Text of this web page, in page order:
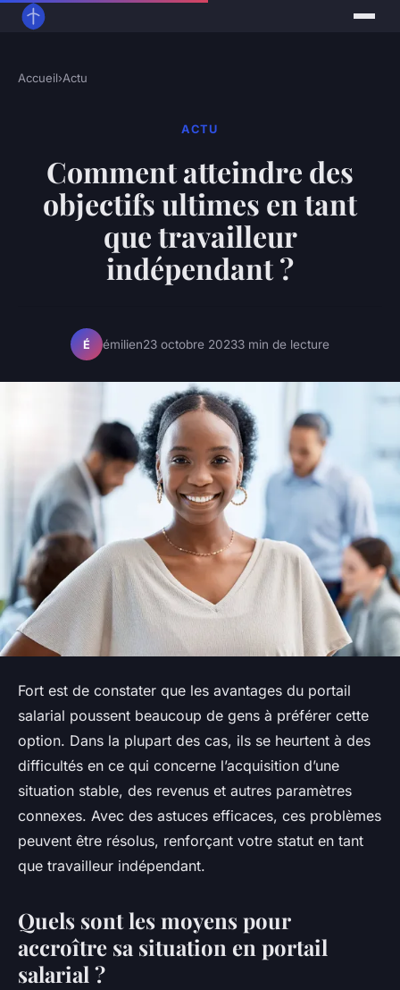
Accueil›Actu
ACTU
Comment atteindre des
objectifs ultimes en tant
que travailleur
indépendant ?
É émilien23 octobre 20233 min de lecture
Fort est de constater que les avantages du portail
salarial poussent beaucoup de gens à préférer cette
option. Dans la plupart des cas, ils se heurtent à des
difficultés en ce qui concerne l’acquisition d’une
situation stable, des revenus et autres paramètres
connexes. Avec des astuces efficaces, ces problèmes
peuvent être résolus, renforçant votre statut en tant
que travailleur indépendant.
Quels sont les moyens pour
accroître sa situation en portail
salarial ?